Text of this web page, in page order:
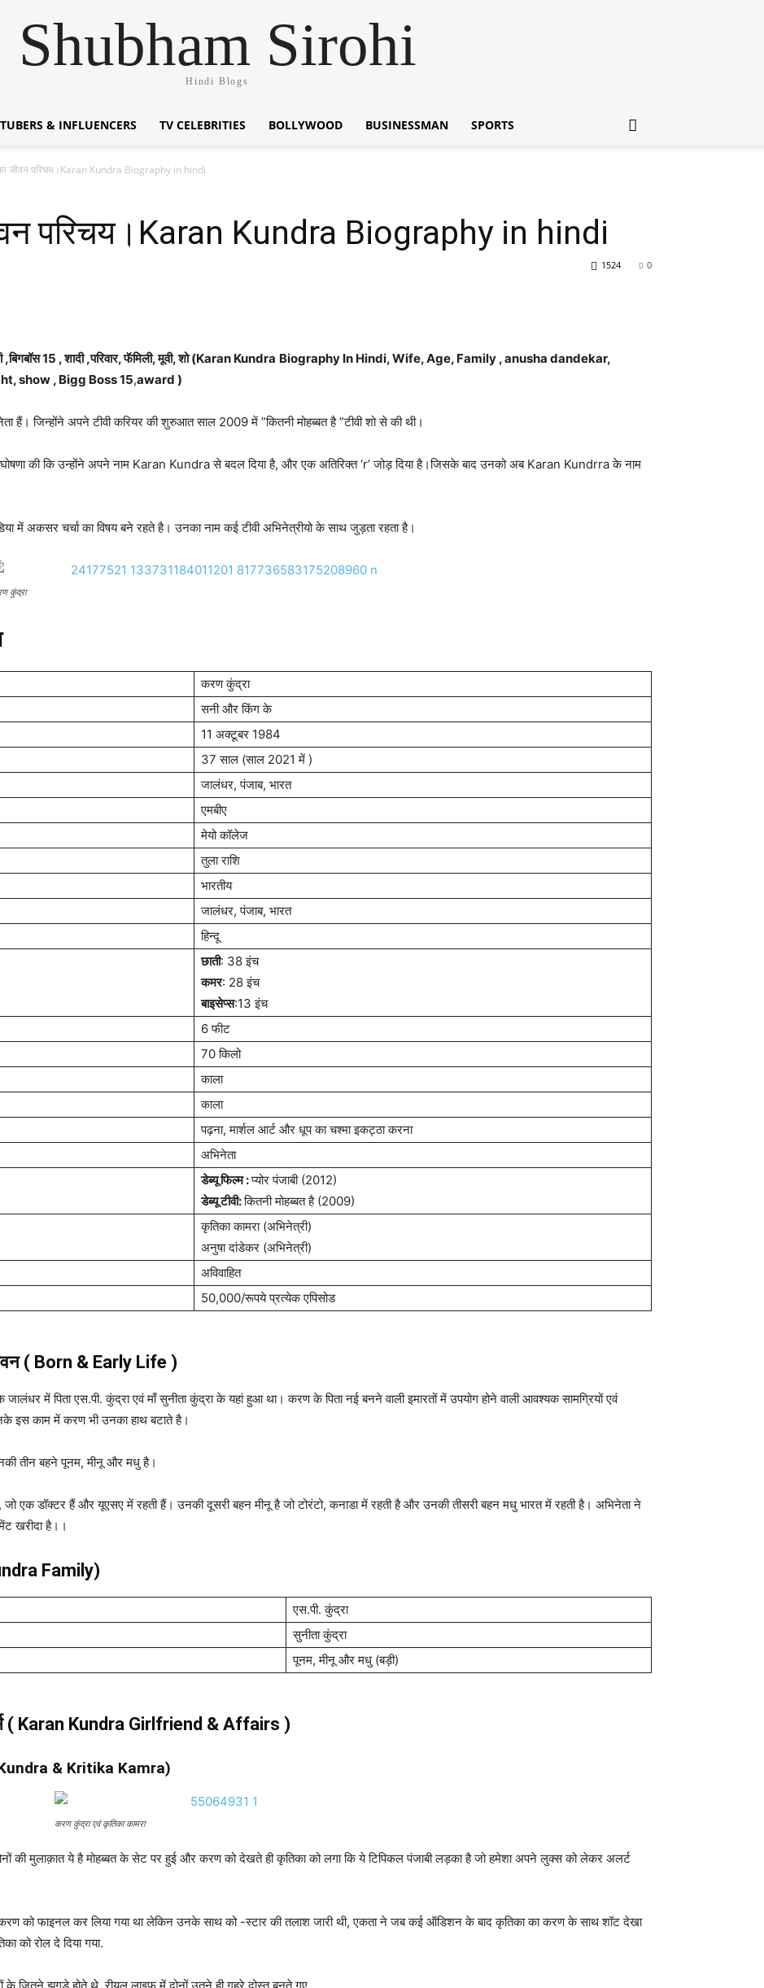
Shubham Sirohi
Hindi Blogs
& INFLUENCERS TV CELEBRITIES BOLLYWOOD BUSINESSMAN SPORTS
जीवन परिचय।Karan Kundra Biography in hindi
परिचय।Karan Kundra Biography in hindi
0
1524
,बिगबॉस 15 , शादी ,परिवार, फॅमिली, मूवी, शो (Karan Kundra Biography In Hindi, Wife, Age, Family , anusha dandekar,
show , Bigg Boss 15,award )
हैं। जिन्होंने अपने टीवी करियर की शुरुआत साल 2009 में ”कितनी मोहब्बत है ”टीवी शो से की थी।
की कि उन्होंने अपने नाम Karan Kundra से बदल दिया है, और एक अतिरिक्त ‘r’ जोड़ दिया है।जिसके बाद उनको अब Karan Kundrra के नाम
में अकसर चर्चा का विषय बने रहते है। उनका नाम कई टीवी अभिनेत्रीयो के साथ जुड़ता रहता है।
कुंद्रा
करण कुंद्रा
सनी और किंग के
11 अक्टूबर 1984
37 साल (साल 2021 में )
जालंधर, पंजाब, भारत
एमबीए
मेयो कॉलेज
तुला राशि
भारतीय
जालंधर, पंजाब, भारत
हिन्दू
छाती: 38 इंच
कमर: 28 इंच
बाइसेप्स:13 इंच
6 फीट
70 किलो
काला
काला
पढ़ना, मार्शल आर्ट और धूप का चश्मा इकट्ठा करना
अभिनेता
डेब्यू फिल्म :प्योर पंजाबी (2012)
डेब्यू टीवी:कितनी मोहब्बत है (2009)
कृतिका कामरा (अभिनेत्री)
अनुषा दांडेकर (अभिनेत्री)
अविवाहित
50,000/रूपये प्रत्येक एपिसोड
( Born & Early Life )
में पिता एस.पी. कुंद्रा एवं माँ सुनीता कुंद्रा के यहां हुआ था। करण के पिता नई बनने वाली इमारतों में उपयोग होने वाली आवश्यक सामग्रियों एवं
इस काम में करण भी उनका हाथ बटाते है।
तीन बहने पूनम, मीनू और मधु है।
एक डॉक्टर हैं और यूएसए में रहती हैं। उनकी दूसरी बहन मीनू है जो टोरंटो, कनाडा में रहती है और उनकी तीसरी बहन मधु भारत में रहती है। अभिनेता ने
खरीदा है।।
Family)
एस.पी. कुंद्रा
सुनीता कुंद्रा
पूनम, मीनू और मधु (बड़ी)
( Karan Kundra Girlfriend & Affairs )
Kundra & Kritika Kamra)
करण कुंद्रा एवं कृतिका कामरा
की मुलाक़ात ये है मोहब्बत के सेट पर हुई और करण को देखते ही कृतिका को लगा कि ये टिपिकल पंजाबी लड़का है जो हमेशा अपने लुक्स को लेकर अलर्ट
को फाइनल कर लिया गया था लेकिन उनके साथ को -स्टार की तलाश जारी थी, एकता ने जब कई ऑडिशन के बाद कृतिका का करण के साथ शॉट देखा
को रोल दे दिया गया.